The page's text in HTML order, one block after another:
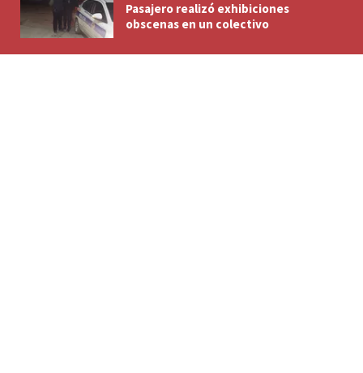
Pasajero realizó exhibiciones
obscenas en un colectivo